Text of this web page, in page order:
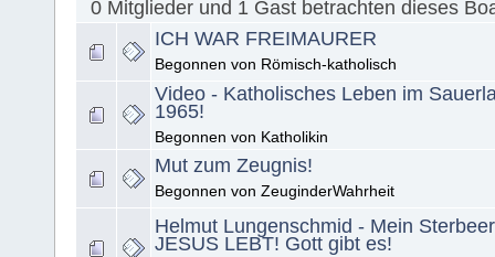
0 Mitglieder und 1 Gast betrachten dieses
ICH WAR FREIMAURER
Begonnen von Römisch-katholisch
Video - Katholisches Leben im
1965!
Begonnen von Katholikin
Mut zum Zeugnis!
Begonnen von ZeuginderWahrheit
Helmut Lungenschmid - Mein
JESUS LEBT! Gott gibt es!